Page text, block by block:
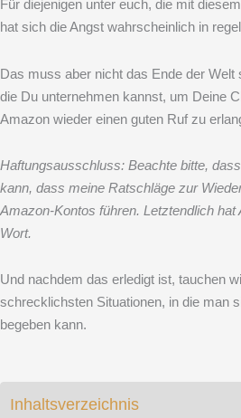
Für diejenigen unter euch, die mit
hat sich die Angst wahrscheinlich in
Das muss aber nicht das Ende der Welt
die Du unternehmen kannst, um Deine
Amazon wieder einen guten Ruf zu
Haftungsausschluss: Beachte bitte,
kann, dass meine Ratschläge zur
Amazon-Kontos führen. Letztendlich
Wort.
Und nachdem das erledigt ist, tauchen
schrecklichsten Situationen, in die man
begeben kann.
Inhaltsverzeichnis